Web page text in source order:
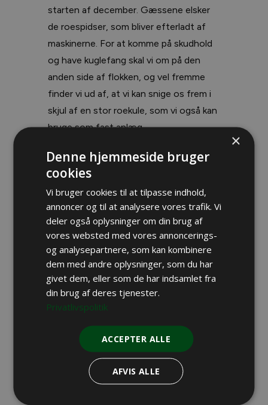
starten af december. Gæssene elsker
de roespidser, som bliver efterladt af
maskinerne. For at komme på skudhold
og have kuglefang skal vi om på den
anden side af flokken, og vel fremme
finder vi ud af, at vi kan snige os frem i
skjul af en stor roekule, som vi også kan
bruge som fast anlæg.
Hele vores plan lykkes til ug med kryds
og slange lige indtil det øjeblik, hvor vi
skal skyde. Lars tæller ned, og aftalen
er, at så snart hans skud er gået, skal jeg
følge op.
Da Lars skyder, letter hele flokken
mit skud sidder i jorden, hvor gåsen
stod en brøkdel af et sekund tidligere.
Lars er mere i tvivl om, hvorfor hans
×
Denne hjemmeside bruger
cookies
Vi bruger cookies til at tilpasse indhold,
annoncer og til at analysere vores trafik. Vi
deler også oplysninger om din brug af
vores websted med vores annoncerings-
og analysepartnere, som kan kombinere
dem med andre oplysninger, som du har
givet dem, eller som de har indsamlet fra
din brug af deres tjenester.
Privatlivspolitik
ACCEPTER ALLE
AFVIS ALLE